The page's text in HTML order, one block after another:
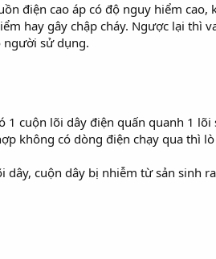
điện cao áp có độ nguy hiểm
hay gây chập cháy. Ngược lại thì
người sử dụng.
1 cuộn lõi dây điện quấn quanh 1
không có dòng điện chạy qua thì
dây, cuộn dây bị nhiễm từ sản